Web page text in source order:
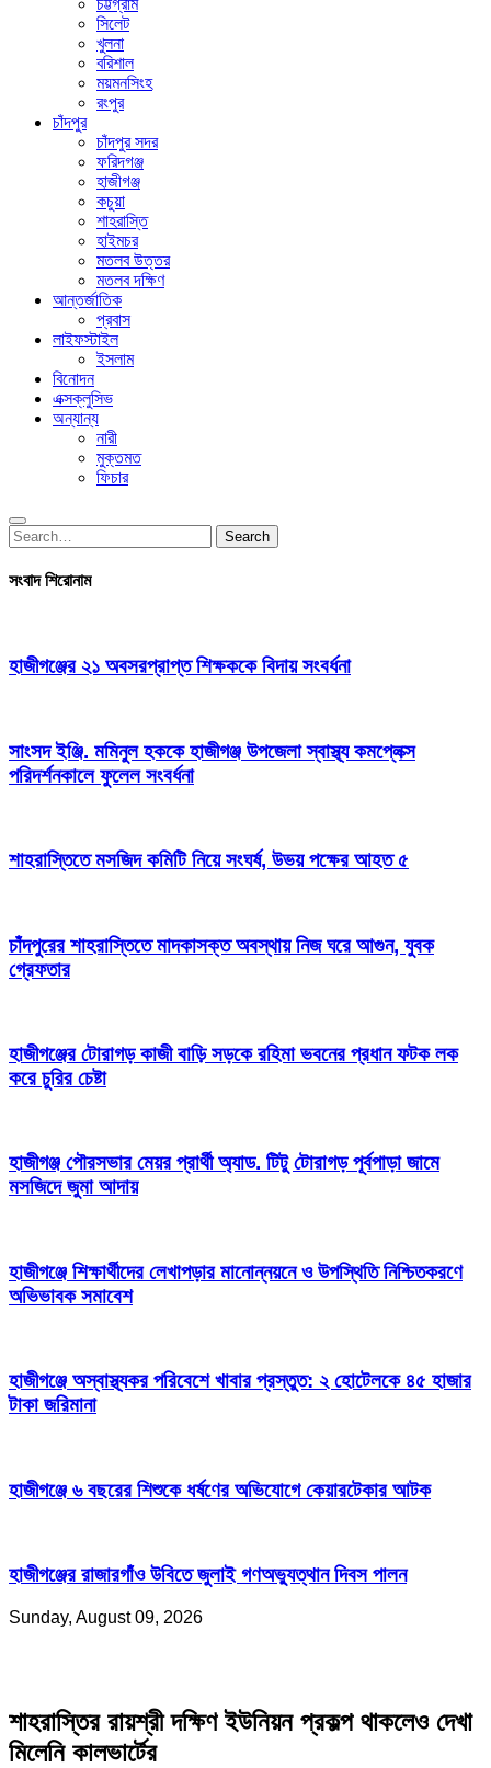
চট্টগ্রাম
সিলেট
খুলনা
বরিশাল
ময়মনসিংহ
রংপুর
চাঁদপুর
চাঁদপুর সদর
ফরিদগঞ্জ
হাজীগঞ্জ
কচুয়া
শাহরাস্তি
হাইমচর
মতলব উত্তর
মতলব দক্ষিণ
আন্তর্জাতিক
প্রবাস
লাইফস্টাইল
ইসলাম
বিনোদন
এক্সক্লুসিভ
অন্যান্য
নারী
মুক্তমত
ফিচার
Search
for:
Search
সংবাদ শিরোনাম
হাজীগঞ্জের ২১ অবসরপ্রাপ্ত শিক্ষককে বিদায় সংবর্ধনা
সাংসদ ইঞ্জি. মমিনুল হককে হাজীগঞ্জ উপজেলা স্বাস্থ্য কমপ্লেক্স
পরিদর্শনকালে ফুলেল সংবর্ধনা
শাহরাস্তিতে মসজিদ কমিটি নিয়ে সংঘর্ষ, উভয় পক্ষের আহত ৫
চাঁদপুরের শাহরাস্তিতে মাদকাসক্ত অবস্থায় নিজ ঘরে আগুন, যুবক
গ্রেফতার
হাজীগঞ্জের টোরাগড় কাজী বাড়ি সড়কে রহিমা ভবনের প্রধান ফটক লক
করে চুরির চেষ্টা
হাজীগঞ্জ পৌরসভার মেয়র প্রার্থী অ্যাড. টিটু টোরাগড় পূর্বপাড়া জামে
মসজিদে জুমা আদায়
হাজীগঞ্জে শিক্ষার্থীদের লেখাপড়ার মানোন্নয়নে ও উপস্থিতি নিশ্চিতকরণে
অভিভাবক সমাবেশ
হাজীগঞ্জে অস্বাস্থ্যকর পরিবেশে খাবার প্রস্তুত: ২ হোটেলকে ৪৫ হাজার
টাকা জরিমানা
হাজীগঞ্জে ৬ বছরের শিশুকে ধর্ষণের অভিযোগে কেয়ারটেকার আটক
হাজীগঞ্জের রাজারগাঁও উবিতে জুলাই গণঅভ্যুত্থান দিবস পালন
Sunday, August 09, 2026
শাহরাস্তির রায়শ্রী দক্ষিণ ইউনিয়ন প্রকল্প থাকলেও দেখা
মিলেনি কালভার্টের